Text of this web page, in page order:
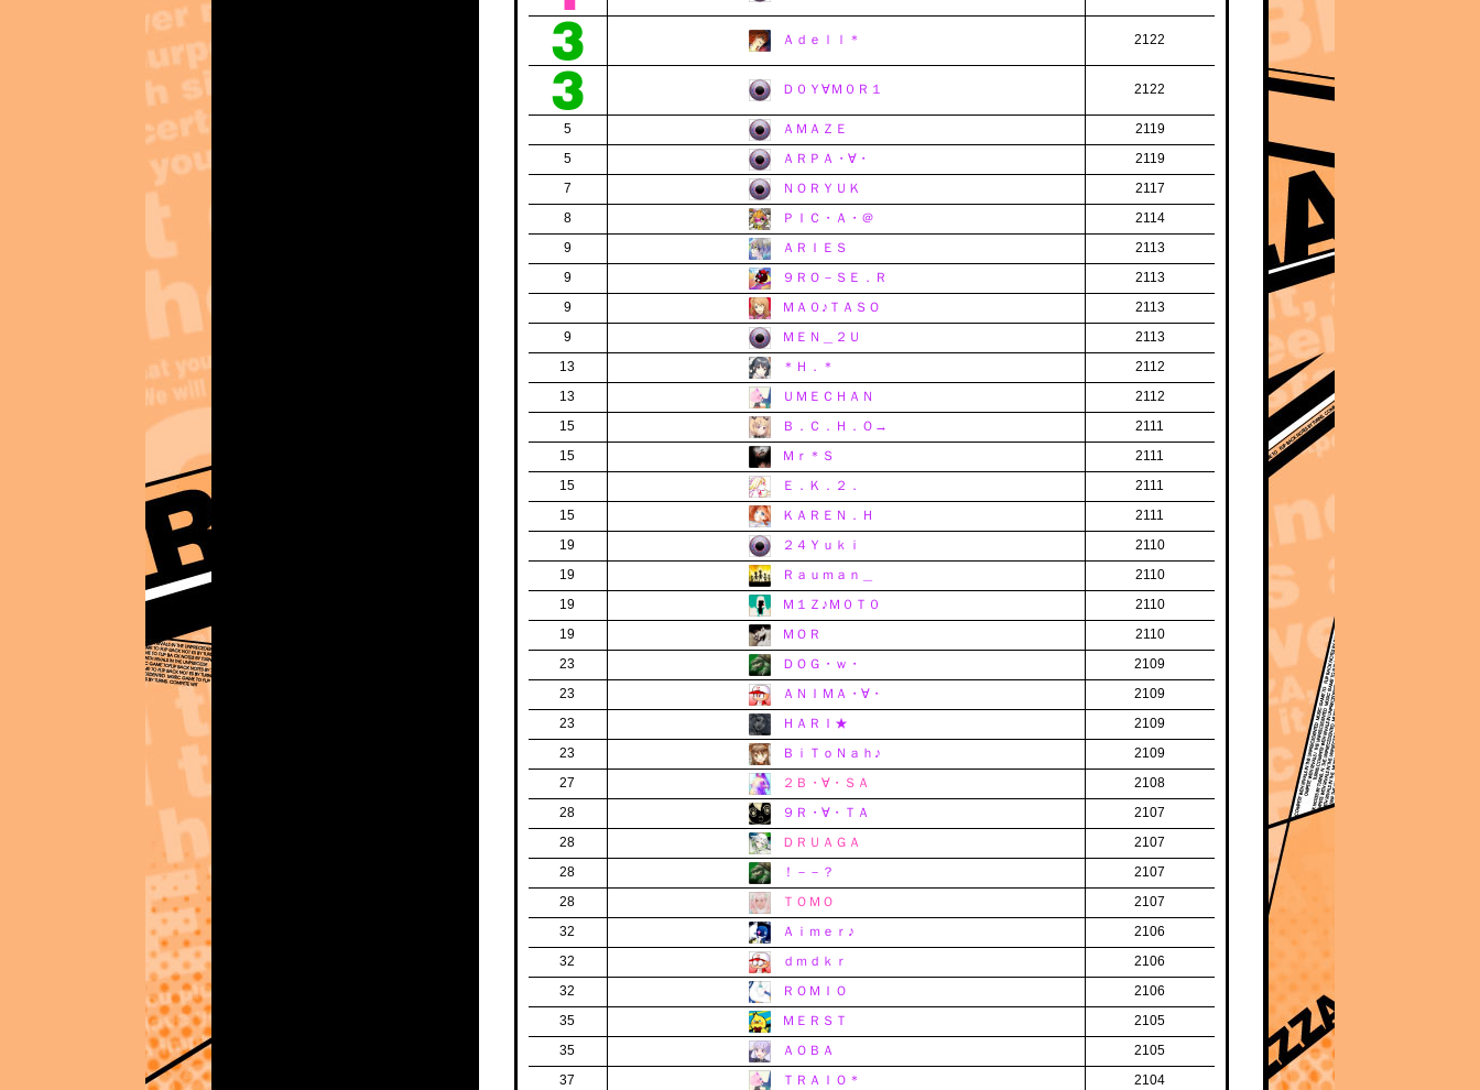
Ａｄｅｌｌ＊ 2122
Ｄ０Ｙ∀Ｍ０Ｒ１ 2122
5 ＡＭＡＺＥ
2119
5
ＡＲＰＡ・∀・
2119
7
ＮＯＲＹＵＫ
2117
8
ＰＩＣ・Ａ・＠
2114
9
ＡＲＩＥＳ
2113
9
９ＲＯ－ＳＥ．Ｒ
2113
9
ＭＡ０♪ＴＡＳＯ
2113
9
ＭＥＮ＿２Ｕ
2113
13
＊Ｈ．＊
2112
13
ＵＭＥＣＨＡＮ
2112
15
Ｂ．Ｃ．Ｈ．Ｏ→
2111
15
Ｍｒ＊Ｓ
2111
15
Ｅ．Ｋ．２．
2111
15
ＫＡＲＥＮ．Ｈ
2111
19
２４Ｙｕｋｉ
2110
19
Ｒａｕｍａｎ＿
2110
19
Ｍ１Ｚ♪Ｍ０Ｔ０
2110
19
ＭＯＲ
2110
23
ＤＯＧ・ｗ・
2109
23
ＡＮＩＭＡ・∀・
2109
23
ＨＡＲＩ★
2109
23
ＢｉＴｏＮａｈ♪
2109
27
２Ｂ・∀・ＳＡ
2108
28
９Ｒ・∀・ＴＡ
2107
28
ＤＲＵＡＧＡ
2107
28
！－－？
2107
28
ＴＯＭＯ
2107
32
Ａｉｍｅｒ♪
2106
32
ｄｍｄｋｒ
2106
32
ＲＯＭＩＯ
2106
35
ＭＥＲＳＴ
2105
35
ＡＯＢＡ
2105
37
ＴＲＡＩＯ＊
2104